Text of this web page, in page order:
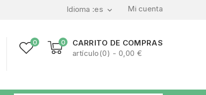
Mi cuenta
Idioma :es 
0
CARRITO DE COMPRAS
artículo(0) - 0,00 €
0